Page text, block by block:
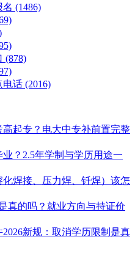
名 (1486)
(878)
电话 (2016)
起专？电大中专补前置完整
？2.5年学制与学历用途一
焊接、压力焊、钎焊）该怎
真的吗？就业方向与持证价
新规：取消学历限制是真